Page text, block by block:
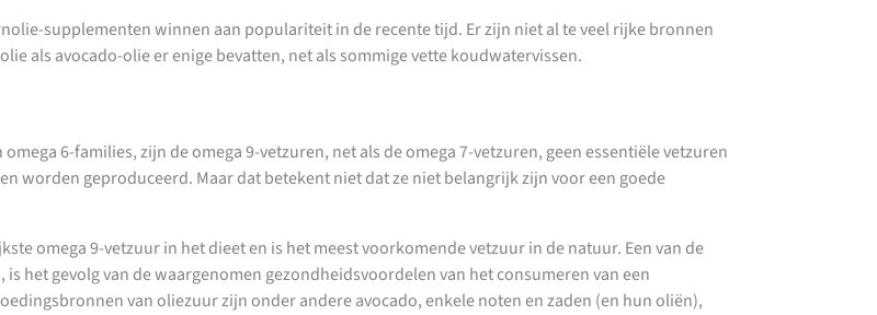
supplementen winnen aan populariteit in de recente tijd. Er zijn niet al te veel rijke bronnen
als avocado-olie er enige bevatten, net als sommige vette koudwatervissen.
6-families, zijn de omega 9-vetzuren, net als de omega 7-vetzuren, geen essentiële vetzuren
worden geproduceerd. Maar dat betekent niet dat ze niet belangrijk zijn voor een goede
omega 9-vetzuur in het dieet en is het meest voorkomende vetzuur in de natuur. Een van de
het gevolg van de waargenomen gezondheidsvoordelen van het consumeren van een
van oliezuur zijn onder andere avocado, enkele noten en zaden (en hun oliën),